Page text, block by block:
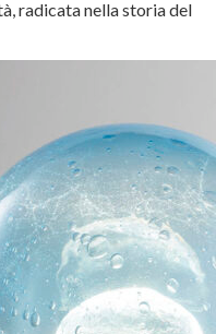
radicata nella storia del